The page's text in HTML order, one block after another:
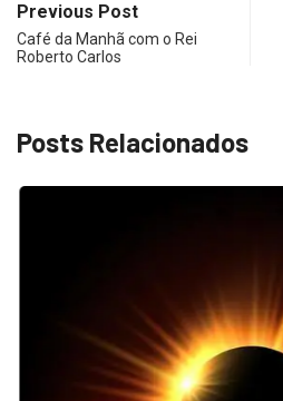
Previous Post
Café da Manhã com o Rei
Roberto Carlos
Posts Relacionados